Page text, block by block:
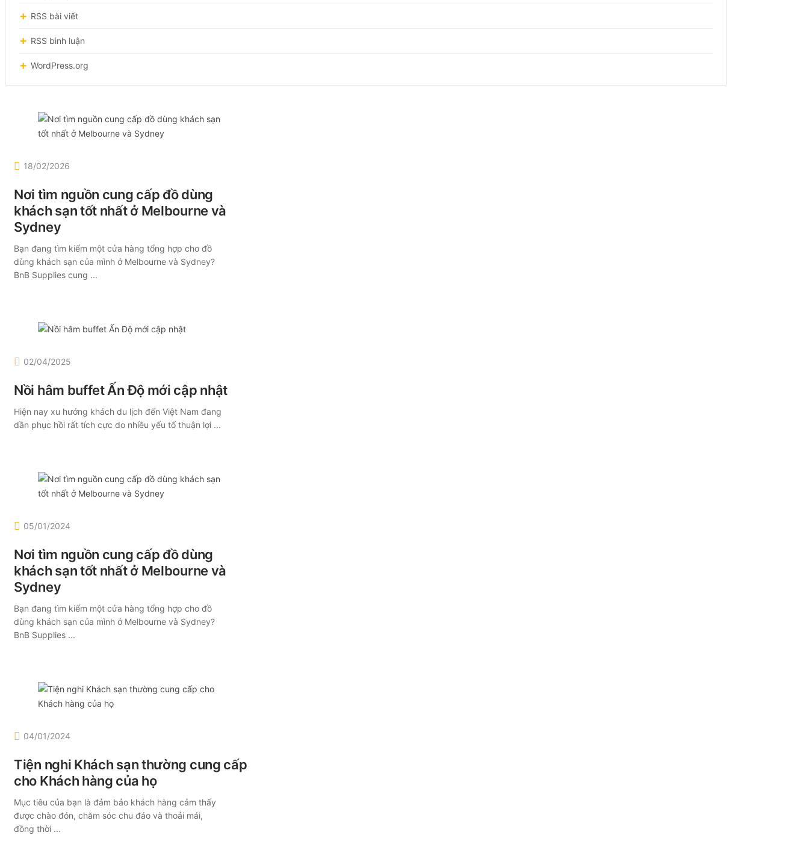
RSS bài viết
RSS bình luận
WordPress.org
18/02/2026
Nơi tìm nguồn cung cấp đồ dùng
khách sạn tốt nhất ở Melbourne và
Sydney
Bạn đang tìm kiếm một cửa hàng tổng hợp cho đồ
dùng khách sạn của mình ở Melbourne và Sydney?
BnB Supplies cung ...
02/04/2025
Nồi hâm buffet Ấn Độ mới cập nhật
Hiện nay xu hướng khách du lịch đến Việt Nam đang
dần phục hồi rất tích cực do nhiều yếu tố thuận lợi ...
05/01/2024
Nơi tìm nguồn cung cấp đồ dùng
khách sạn tốt nhất ở Melbourne và
Sydney
Bạn đang tìm kiếm một cửa hàng tổng hợp cho đồ
dùng khách sạn của mình ở Melbourne và Sydney?
BnB Supplies ...
04/01/2024
Tiện nghi Khách sạn thường cung cấp
cho Khách hàng của họ
Mục tiêu của bạn là đảm bảo khách hàng cảm thấy
được chào đón, chăm sóc chu đáo và thoải mái,
đồng thời ...